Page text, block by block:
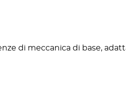
di meccanica di base,